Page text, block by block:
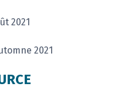
2021
2021